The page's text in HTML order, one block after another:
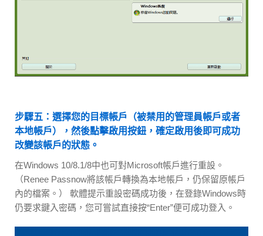
步驟五：選擇您的目標帳戶（被禁用的管理員帳戶或者
本地帳戶），然後點擊啟用按鈕，確定啟用後即可成功
改變該帳戶的狀態。
在Windows 10/8.1/8中也可對Microsoft帳戶進行重設。
（Renee Passnow將該帳戶轉換為本地帳戶，仍保留原帳戶
內的檔案。） 軟體提示重設密碼成功後，在登錄Windows時
仍要求鍵入密碼，您可嘗試直接按“Enter”便可成功登入。